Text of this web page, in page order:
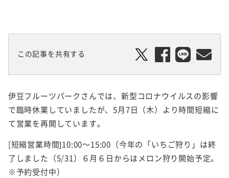
この記事を共有する
伊豆フルーツパークさんでは、新型コロナウイルスの影響
で臨時休業していましたが、5月7日（木）より時間短縮に
て営業を再開しています。
[短縮営業時間]10:00～15:00（今年の「いちご狩り」は終
了しました（5/31）６月６日からはメロン狩り開始予定。
※予約受付中）